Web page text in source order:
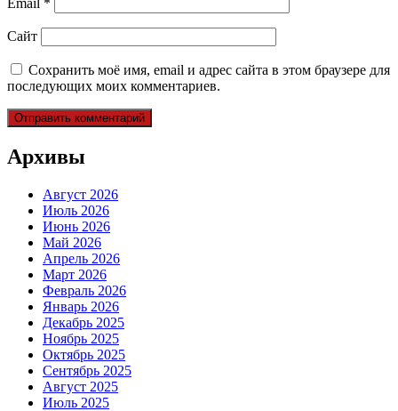
Email *
Сайт
Сохранить моё имя, email и адрес сайта в этом браузере для
последующих моих комментариев.
Архивы
Август 2026
Июль 2026
Июнь 2026
Май 2026
Апрель 2026
Март 2026
Февраль 2026
Январь 2026
Декабрь 2025
Ноябрь 2025
Октябрь 2025
Сентябрь 2025
Август 2025
Июль 2025